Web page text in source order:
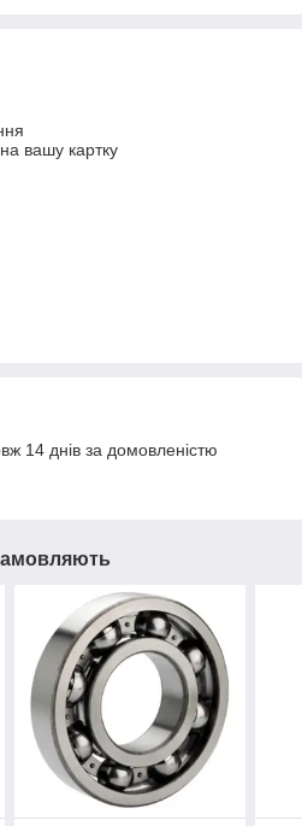
вашу картку
14 днів за домовленістю